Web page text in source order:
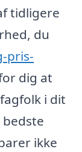
tidligere
du
pris-
dig at
i dit
ikke